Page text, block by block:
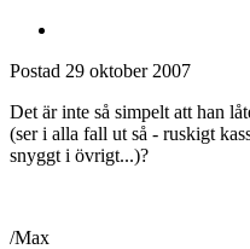
Postad 29 oktober 2007
Det är inte så simpelt att han
(ser i alla fall ut så - ruskigt
snyggt i övrigt...)?
/Max